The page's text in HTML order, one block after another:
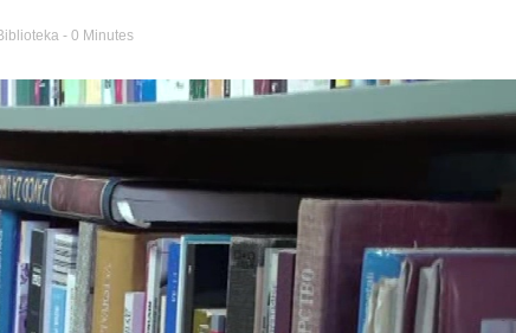
- 0 Minutes